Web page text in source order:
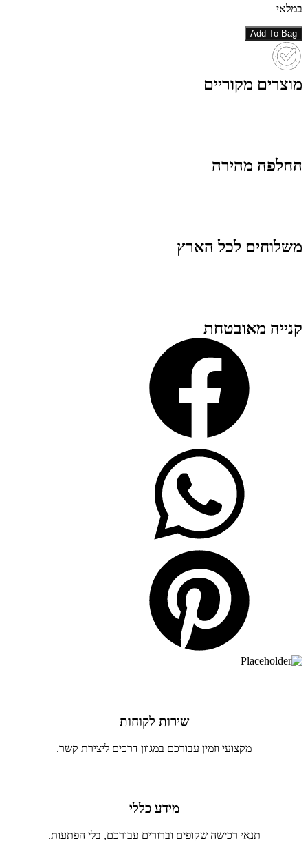
במלאי
Add To Bag
מוצרים מקוריים
החלפה מהירה
משלוחים לכל הארץ
קנייה מאובטחת
שירות לקוחות
מקצועי וזמין עבורכם במגוון דרכים ליצירת קשר.
מידע כללי
תנאי רכישה שקופים וברורים עבורכם, בלי הפתעות.